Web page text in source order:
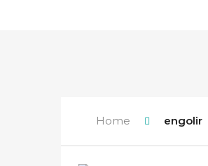
Home engolir